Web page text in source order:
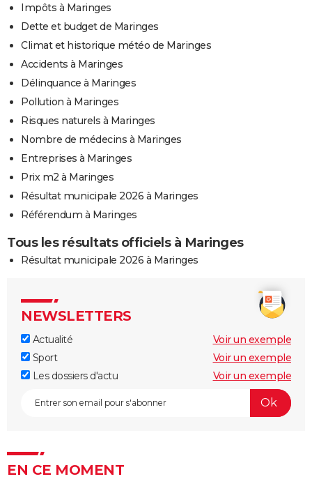
Impôts à Maringes
Dette et budget de Maringes
Climat et historique météo de Maringes
Accidents à Maringes
Délinquance à Maringes
Pollution à Maringes
Risques naturels à Maringes
Nombre de médecins à Maringes
Entreprises à Maringes
Prix m2 à Maringes
Résultat municipale 2026 à Maringes
Référendum à Maringes
Tous les résultats officiels à Maringes
Résultat municipale 2026 à Maringes
NEWSLETTERS
Actualité
Voir un exemple
Sport
Voir un exemple
Les dossiers d'actu
Voir un exemple
EN CE MOMENT